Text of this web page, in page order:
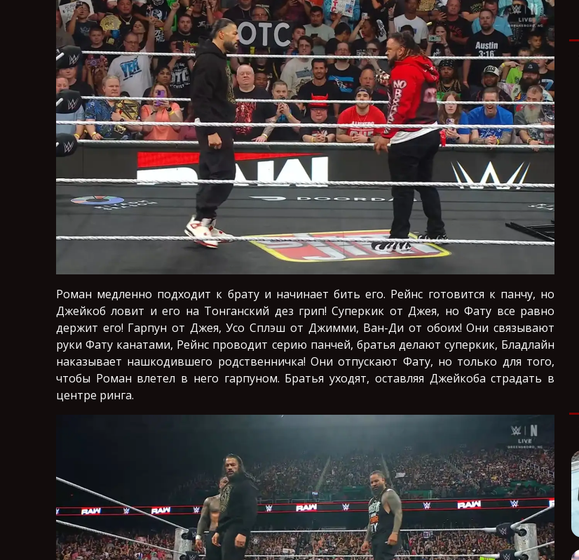
Роман медленно подходит к брату и начинает бить его. Рейнс готовится к панчу, но
Джейкоб ловит и его на Тонганский дез грип! Суперкик от Джея, но Фату все равно
держит его! Гарпун от Джея, Усо Сплэш от Джимми, Ван-Ди от обоих! Они связывают
руки Фату канатами, Рейнс проводит серию панчей, братья делают суперкик, Бладлайн
наказывает нашкодившего родственничка! Они отпускают Фату, но только для того,
чтобы Роман влетел в него гарпуном. Братья уходят, оставляя Джейкоба страдать в
центре ринга.